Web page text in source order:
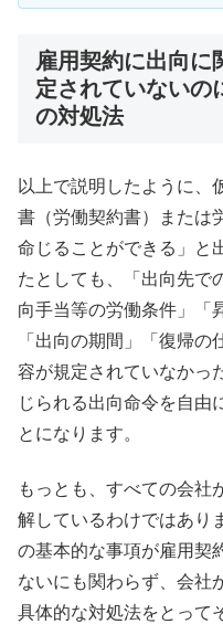
雇用契約に出向に
定されていないの
の対処法
以上で説明したように、
書（労働契約書）または
命じることができる」と
たとしても、「出向先で
向手当等の労働条件」「
「出向の期間」「復帰
容が規定されていなかっ
じられる出向命令を自由
とになります。
もっとも、すべての会社
解しているわけではあり
の基本的な事項が雇用契
ないにも関わらず、会社
具体的な対処法をとって